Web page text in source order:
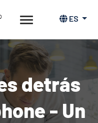
ES
detrás
- Un